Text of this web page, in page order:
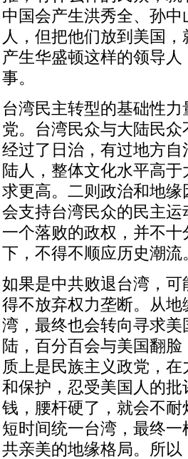
中国会产生洪秀全、孙
人，但把他们放到美国
产生华盛顿这样的领导
事。
台湾民主转型的基础性
党。台湾民众与大陆民
经过了日治，有过地方
陆人，整体文化水平高
求更高。二则政治和地
会支持台湾民众的民主
一个落败的政权，并不
下，不得不顺应历史潮流
如果是中共败退台湾，
得不放弃权力垄断。从
湾，最终也会转向寻求
陆，百分百会与美国翻
质上是民族主义政党，
和保护，忍受美国人的
钱，腰杆硬了，就会不
短时间统一台湾，最终
共亲美的地缘格局。所